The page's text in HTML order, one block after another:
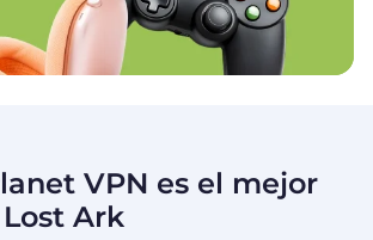
VPN es el mejor
Ark